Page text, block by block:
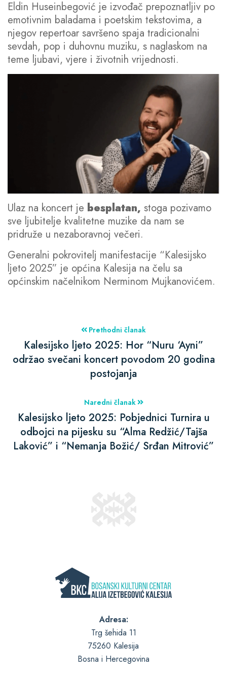
Eldin Huseinbegović je izvođač prepoznatljiv po
emotivnim baladama i poetskim tekstovima, a
njegov repertoar savršeno spaja tradicionalni
sevdah, pop i duhovnu muziku, s naglaskom na
teme ljubavi, vjere i životnih vrijednosti.
Ulaz na koncert je besplatan, stoga pozivamo
sve ljubitelje kvalitetne muzike da nam se
pridruže u nezaboravnoj večeri.
Generalni pokrovitelj manifestacije “Kalesijsko
ljeto 2025” je općina Kalesija na čelu sa
općinskim načelnikom Nerminom Mujkanovićem.
Prethodni članak
Kalesijsko ljeto 2025: Hor “Nuru ‘Ayni”
održao svečani koncert povodom 20 godina
postojanja
Naredni članak
Kalesijsko ljeto 2025: Pobjednici Turnira u
odbojci na pijesku su “Alma Redžić/Tajša
Laković” i “Nemanja Božić/ Srđan Mitrović”
Adresa:
Trg šehida 11
75260 Kalesija
Bosna i Hercegovina